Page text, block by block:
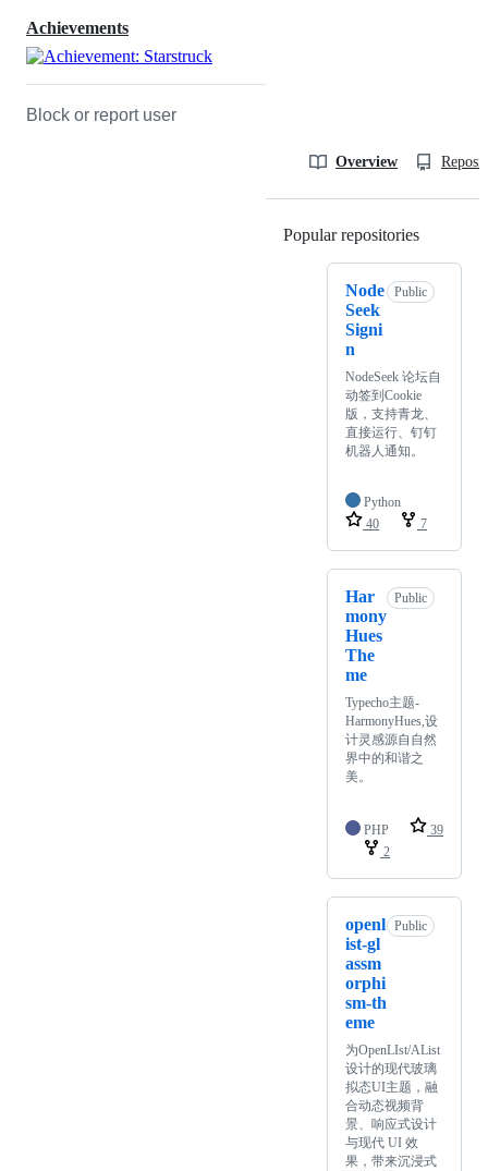
Achievements
Block or report user
Overview
Popular repositories
Node
Seek
Signi
n
Public
NodeSeek 论坛自
动签到Cookie
版，支持青龙、
直接运行、钉钉
机器人通知。
Python
40
7
Har
mony
Hues
The
me
Public
Typecho主题-
HarmonyHues,设
计灵感源自自然
界中的和谐之
美。
PHP
39
2
openl
ist-gl
assm
orphi
sm-th
eme
Public
为OpenLIst/AList
设计的现代玻璃
拟态UI主题，融
合动态视频背
景、响应式设计
与现代 UI 效
果，带来沉浸式